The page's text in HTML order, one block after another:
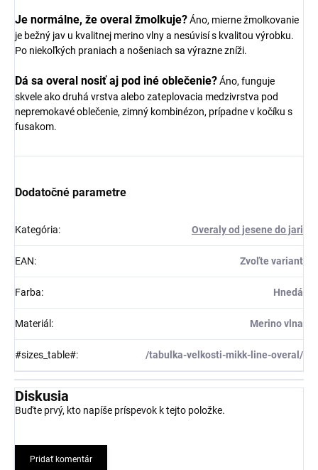
Je normálne, že overal žmolkuje?Áno, mierne žmolkovanie
je bežný jav u kvalitnej merino vlny a nesúvisí s kvalitou výrobku.
Po niekoľkých praniach a nošeniach sa výrazne zníži.
Dá sa overal nosiť aj pod iné oblečenie?Áno, funguje
skvele ako druhá vrstva alebo zateplovacia medzivrstva pod
nepremokavé oblečenie, zimný kombinézon, prípadne v kočíku s
fusakom.
Dodatočné parametre
Kategória: Overaly od jesene do jari
EAN: Zvoľte variant
Farba: Hnedá
Materiál : Merino vlna
#sizes_table#: /tabulka-velkosti-mikk-line-overal/
Diskusia
Buďte prvý, kto napíše príspevok k tejto položke.
Pridať komentár